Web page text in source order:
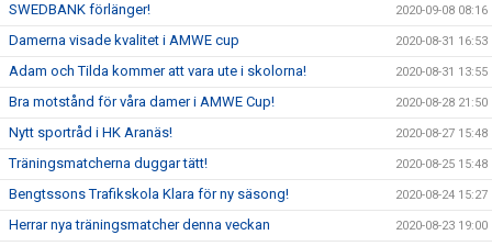
SWEDBANK förlänger! 2020-09-08 08:16
Damerna visade kvalitet i AMWE cup 2020-08-31 16:53
Adam och Tilda kommer att vara ute i skolorna! 2020-08-31 13:55
Bra motstånd för våra damer i AMWE Cup! 2020-08-28 21:50
Nytt sportråd i HK Aranäs! 2020-08-27 15:48
Träningsmatcherna duggar tätt! 2020-08-25 15:48
Bengtssons Trafikskola Klara för ny säsong! 2020-08-24 15:27
Herrar nya träningsmatcher denna veckan 2020-08-23 19:00